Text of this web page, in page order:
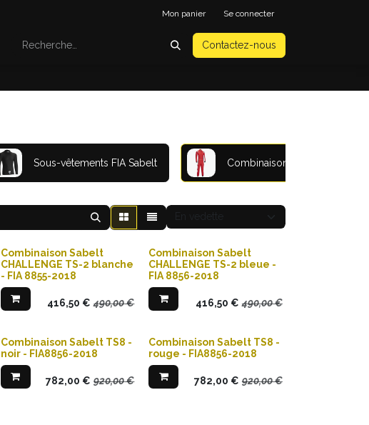
Mon panier Se connecter
Contactez-nous
Sous-vêtements FIA Sabelt Combinaisons Sabelt
Combinaison Sabelt
CHALLENGE TS-2 blanche
- FIA 8855-2018
416,50 € 490,00€
Combinaison Sabelt
CHALLENGE TS-2 bleue -
FIA 8856-2018
416,50 € 490,00€
Combinaison Sabelt TS8 -
noir - FIA8856-2018
782,00 € 920,00€
Combinaison Sabelt TS8 -
rouge - FIA8856-2018
782,00 € 920,00€